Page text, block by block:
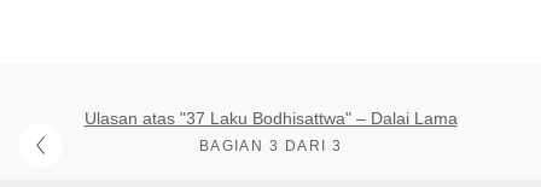
Ulasan atas "37 Laku Bodhisattwa" – Dalai Lama
BAGIAN 3 DARI 3